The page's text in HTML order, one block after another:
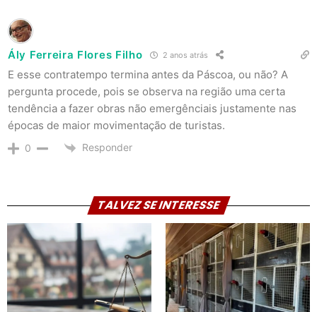
Ály Ferreira Flores Filho 2 anos atrás
E esse contratempo termina antes da Páscoa, ou não? A
pergunta procede, pois se observa na região uma certa
tendência a fazer obras não emergênciais justamente nas
épocas de maior movimentação de turistas.
0 Responder
TALVEZ SE INTERESSE